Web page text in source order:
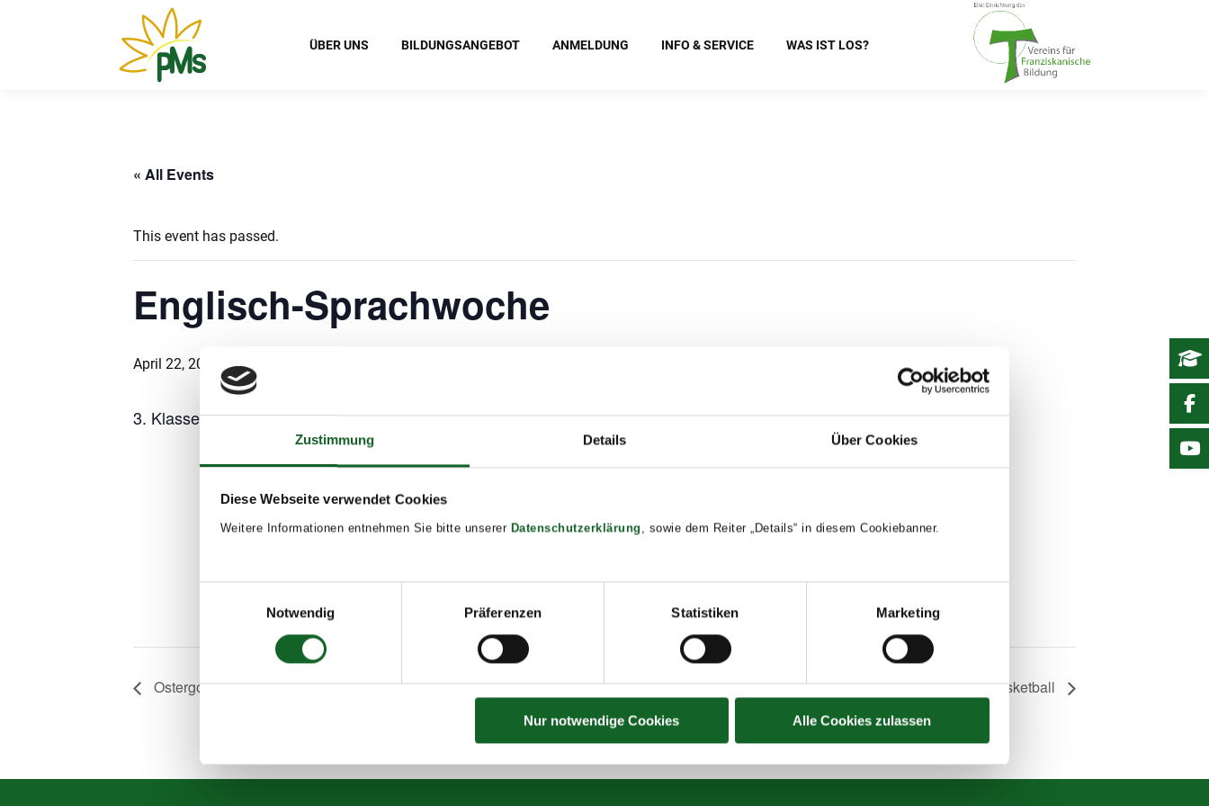
Zustimmung Details Über Cookies
Diese Webseite verwendet Cookies
Weitere Informationen entnehmen Sie bitte unserer Datenschutzerklärung , sowie dem Reiter „Details“ in diesem Cookiebanner.
Notwendig
Präferenzen Statistiken Marketing
Nur notwendige Cookies Alle Cookies zulassen
ÜBER UNS BILDUNGSANGEBOT ANMELDUNG INFO & SERVICE WAS IST LOS?
« All Events
This event has passed.
Englisch-Sprachwoche
April 22, 2025 @ 8:00
3. Klassen
End:
Ostergottesdienste Bundesmeisterschaft Basketball